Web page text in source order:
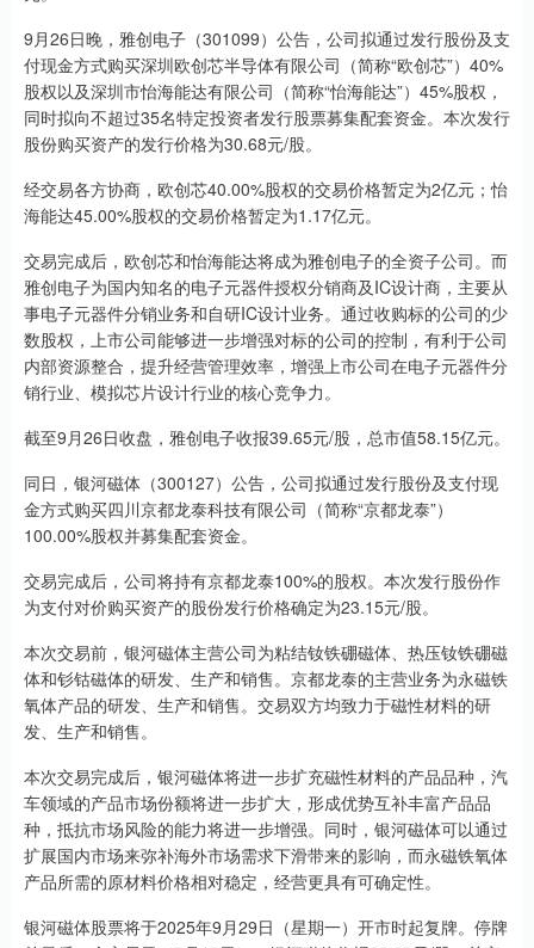
9月26日晚，雅创电子（301099）公告，公司拟通过发行股份及支
付现金方式购买深圳欧创芯半导体有限公司（简称“欧创芯”）40%
股权以及深圳市怡海能达有限公司（简称“怡海能达”）45%股权，
同时拟向不超过35名特定投资者发行股票募集配套资金。本次发行
股份购买资产的发行价格为30.68元/股。
经交易各方协商，欧创芯40.00%股权的交易价格暂定为2亿元；怡
海能达45.00%股权的交易价格暂定为1.17亿元。
交易完成后，欧创芯和怡海能达将成为雅创电子的全资子公司。而
雅创电子为国内知名的电子元器件授权分销商及IC设计商，主要从
事电子元器件分销业务和自研IC设计业务。通过收购标的公司的少
数股权，上市公司能够进一步增强对标的公司的控制，有利于公司
内部资源整合，提升经营管理效率，增强上市公司在电子元器件分
销行业、模拟芯片设计行业的核心竞争力。
截至9月26日收盘，雅创电子收报39.65元/股，总市值58.15亿元。
同日，银河磁体（300127）公告，公司拟通过发行股份及支付现
金方式购买四川京都龙泰科技有限公司（简称“京都龙泰”）
100.00%股权并募集配套资金。
交易完成后，公司将持有京都龙泰100%的股权。本次发行股份作
为支付对价购买资产的股份发行价格确定为23.15元/股。
本次交易前，银河磁体主营公司为粘结钕铁硼磁体、热压钕铁硼磁
体和钐钴磁体的研发、生产和销售。京都龙泰的主营业务为永磁铁
氧体产品的研发、生产和销售。交易双方均致力于磁性材料的研
发、生产和销售。
本次交易完成后，银河磁体将进一步扩充磁性材料的产品品种，汽
车领域的产品市场份额将进一步扩大，形成优势互补丰富产品品
种，抵抗市场风险的能力将进一步增强。同时，银河磁体可以通过
扩展国内市场来弥补海外市场需求下滑带来的影响，而永磁铁氧体
产品所需的原材料价格相对稳定，经营更具有可确定性。
银河磁体股票将于2025年9月29日（星期一）开市时起复牌。停牌